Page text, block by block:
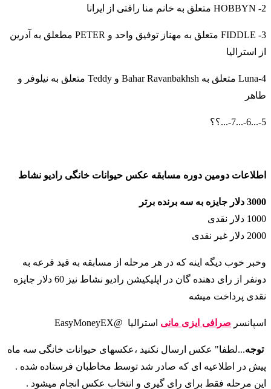
2- HOBBYN متعلق به خانم منا رافتی از ایرانا
3- FIDDLE متعلق به مهناز توفیق واحد و PETER مطعلق به آدرین
از استرالیا
4-Luna متعلق به Bahar Ravanbakhsh و Teddy متعلق به نیلوفر و
طاهر
5-...6-...7-...؟؟
اطلاعات دومین دوره مسابقه عکس حیوانات خانگی رادیو نشاط
3000 دلار جایزه به سه برنده برتر
1000 دلار نقدی
2000 دلار غیر نقدی
وخبر خوب دیگه اینه که در هر مرحله از مسابقه به قید قرعه به
دونفر از رای دهنده گان در اپلیکیشن رادیو نشاط نیز 60 دلار جایزه
نقدی پرداخت میشه
اسپانسر صرافی ایزی مانی استرالیا @EasyMoneyEX
توجه...لطفا" عکس ارسال نکنید ،عکسهای حیوانات خانگی سه ماه
پیش در اطلاعیه ای که صادر شد توسط مخاطبان فرستاده شده .
این مرحله فقط برای رای گیری و انتخاب عکس انجام میشود .